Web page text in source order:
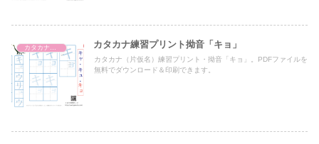
カタカナ練習プリント拗音「キョ」
カタカナ（片仮名）練習プリント・拗音「キョ」。PDFファイルを
無料でダウンロード＆印刷できます。